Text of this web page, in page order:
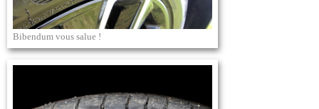
Bibendum vous salue !